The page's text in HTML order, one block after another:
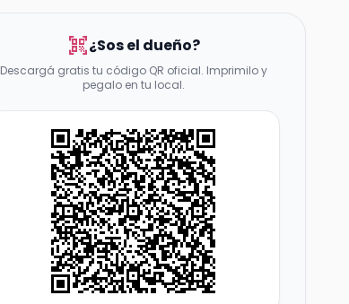
qr_code_scanner¿Sos el dueño?
Descargá gratis tu código QR oficial. Imprimilo y
pegalo en tu local.